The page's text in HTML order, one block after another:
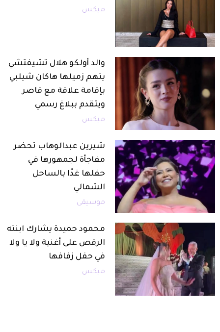
ميكس
والد أولكو هلال تشيفتشي
يتهم زميلها هاكان شيلبي
بإقامة علاقة مع قاصر
ويتقدم ببلاغ رسمي
ميكس
شيرين عبدالوهاب تحضر
مفاجأة لجمهورها في
حفلها غدًا بالساحل
الشمالي
موسيقى
محمود حميدة يشارك ابنته
الرقص على أغنية ولا يا ولا
في حفل زفافها
ميكس